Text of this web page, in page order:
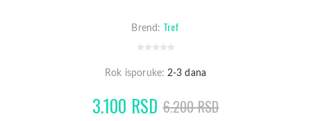
Brend: Tref
Rok isporuke: 2-3 dana
3.100 RSD 6.200 RSD